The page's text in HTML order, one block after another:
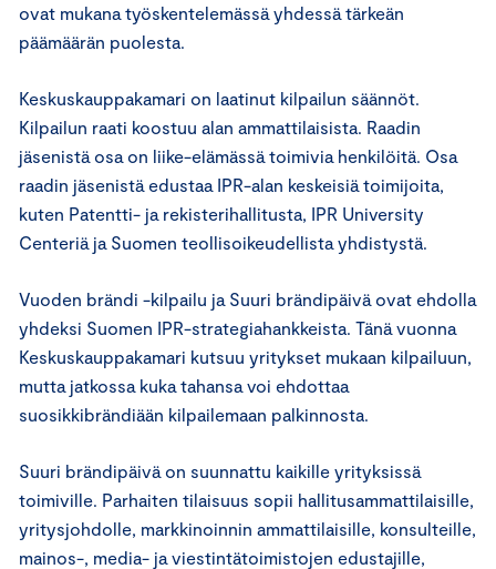
ovat mukana työskentelemässä yhdessä tärkeän
päämäärän puolesta.
Keskuskauppakamari on laatinut kilpailun säännöt.
Kilpailun raati koostuu alan ammattilaisista. Raadin
jäsenistä osa on liike-elämässä toimivia henkilöitä. Osa
raadin jäsenistä edustaa IPR-alan keskeisiä toimijoita,
kuten Patentti- ja rekisterihallitusta, IPR University
Centeriä ja Suomen teollisoikeudellista yhdistystä.
Vuoden brändi -kilpailu ja Suuri brändipäivä ovat ehdolla
yhdeksi Suomen IPR-strategiahankkeista. Tänä vuonna
Keskuskauppakamari kutsuu yritykset mukaan kilpailuun,
mutta jatkossa kuka tahansa voi ehdottaa
suosikkibrändiään kilpailemaan palkinnosta.
Suuri brändipäivä on suunnattu kaikille yrityksissä
toimiville. Parhaiten tilaisuus sopii hallitusammattilaisille,
yritysjohdolle, markkinoinnin ammattilaisille, konsulteille,
mainos-, media- ja viestintätoimistojen edustajille,